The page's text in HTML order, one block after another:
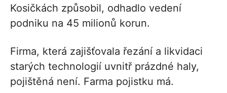
Kosičkách způsobil, odhadlo vedení
podniku na 45 milionů korun.
Firma, která zajišťovala řezání a likvidaci
starých technologií uvnitř prázdné haly,
pojištěná není. Farma pojistku má.